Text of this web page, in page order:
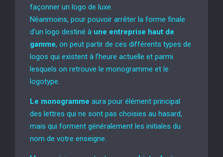
façonner un logo de luxe.
Néanmoins, pour pouvoir arrêter la forme finale
d’un logo destiné à une entreprise haut de
gamme, on peut partir de ces différents types de
logos qui existent à l’heure actuelle et parmi
lesquels on retrouve le monogramme et le
logotype.
Le monogramme aura pour élément principal
des lettres qui ne sont pas choisies au hasard,
mais qui forment généralement les initiales du
nom de votre enseigne.